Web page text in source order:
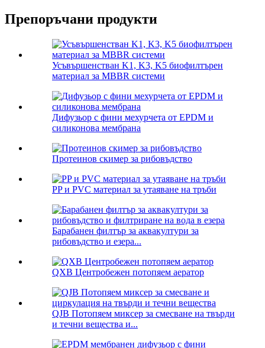
Препоръчани продукти
Усъвършенстван K1, K3, K5 биофилтърен
материал за MBBR системи
Дифузьор с фини мехурчета от EPDM и
силиконова мембрана
Протеинов скимер за рибовъдство
PP и PVC материал за утаяване на тръби
Барабанен филтър за аквакултури за
рибовъдство и езера...
QXB Центробежен потопяем аератор
QJB Потопяем миксер за смесване на твърди
и течни вещества и...